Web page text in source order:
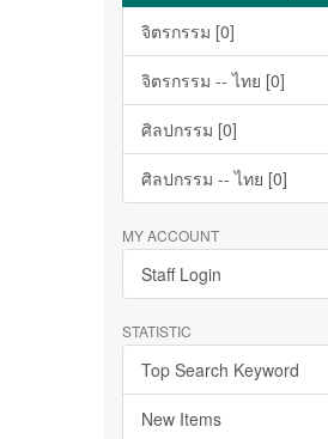
จิตรกรรม [0]
จิตรกรรม -- ไทย [0]
ศิลปกรรม [0]
ศิลปกรรม -- ไทย [0]
MY ACCOUNT
Staff Login
STATISTIC
Top Search Keyword
New Items